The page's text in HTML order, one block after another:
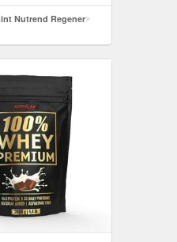
Nutrend Regener